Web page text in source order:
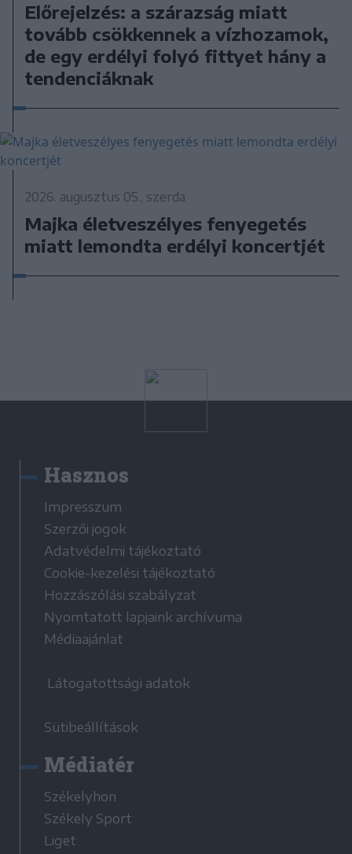
Előrejelzés: a szárazság miatt
tovább csökkennek a vízhozamok,
de egy erdélyi folyó fittyet hány a
tendenciáknak
2026. augusztus 05., szerda
Majka életveszélyes fenyegetés
miatt lemondta erdélyi koncertjét
Hasznos
Impresszum
Szerzői jogok
Adatvédelmi tájékoztató
Cookie-kezelési tájékoztató
Hozzászólási szabályzat
Nyomtatott lapjaink archívuma
Médiaajánlat
Látogatottsági adatok
Sütibeállítások
Médiatér
Székelyhon
Székely Sport
Liget